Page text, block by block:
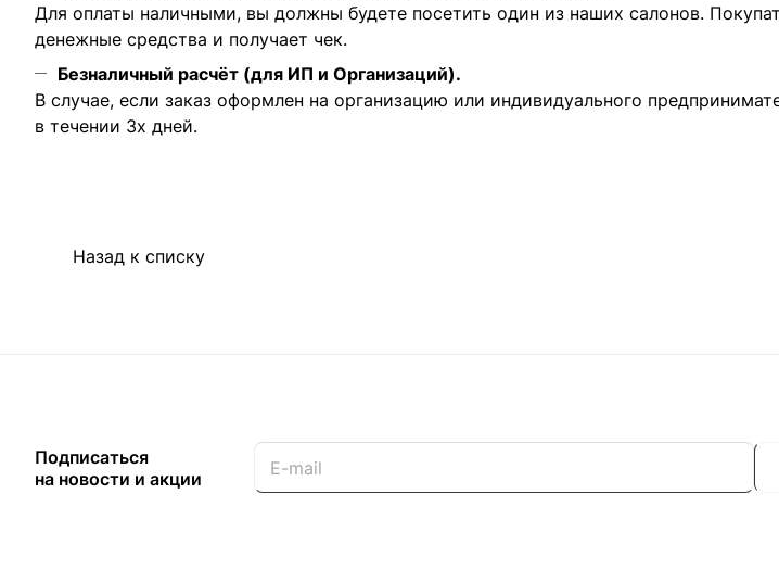
Для оплаты наличными, вы должны будете посетить один из наших салонов.
денежные средства и получает чек.
Безналичный расчёт (для ИП и Организаций).
В случае, если заказ оформлен на организацию или индивидуального
в течении 3х дней.
Назад к списку
Подписаться
на новости и акции